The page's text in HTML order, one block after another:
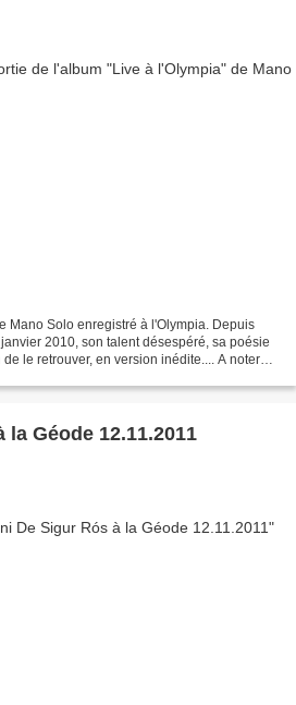
Mano Solo enregistré à l'Olympia. Depuis
2010, son talent désespéré, sa poésie
le retrouver, en version inédite.... A noter
la Géode 12.11.2011